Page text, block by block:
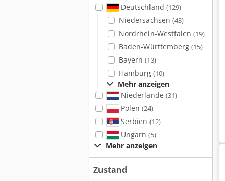
Deutschland (129)
Niedersachsen (43)
Nordrhein-Westfalen (19)
Baden-Württemberg (15)
Bayern (13)
Hamburg (10)
Mehr anzeigen
Niederlande (31)
Polen (24)
Serbien (12)
Ungarn (5)
Mehr anzeigen
Zustand